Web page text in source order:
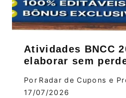
Atividades BNCC
elaborar sem
Por Radar de Cupons e
17/07/2026